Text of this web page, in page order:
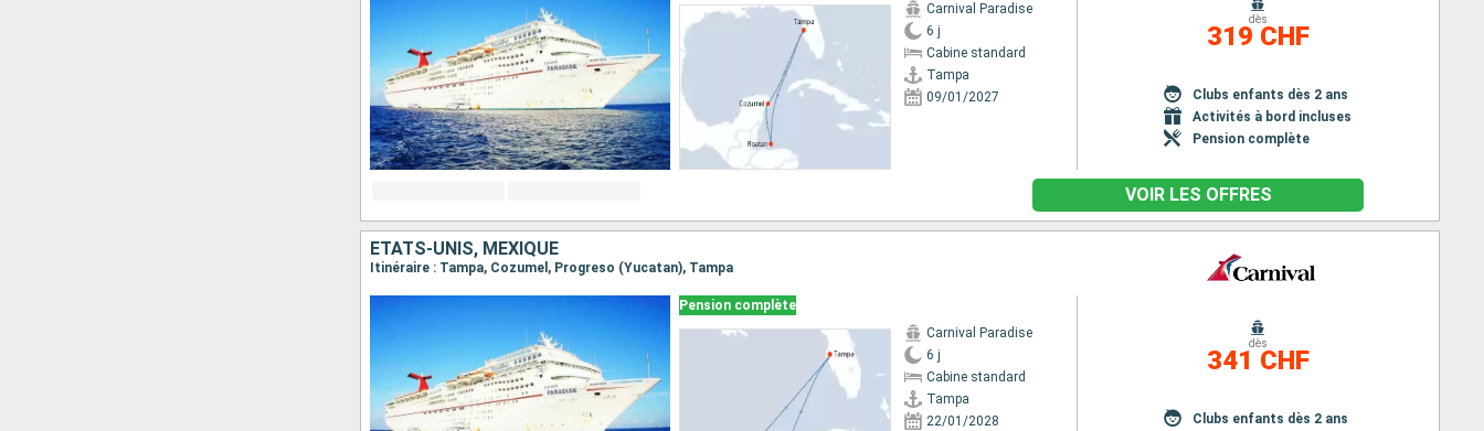
Carnival Paradise
6 j
Cabine standard
Tampa
09/01/2027
dès
319 CHF
Clubs enfants dès 2 ans
Activités à bord incluses
Pension complète
VOIR LES OFFRES
ÉTATS-UNIS, MEXIQUE
Itinéraire : Tampa, Cozumel, Progreso (Yucatan), Tampa
Pension complète
Carnival Paradise
6 j
Cabine standard
Tampa
22/01/2028
dès
341 CHF
Clubs enfants dès 2 ans